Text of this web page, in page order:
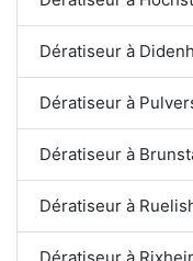
Dératiseur à
Dératiseur à
Dératiseur à
Dératiseur à